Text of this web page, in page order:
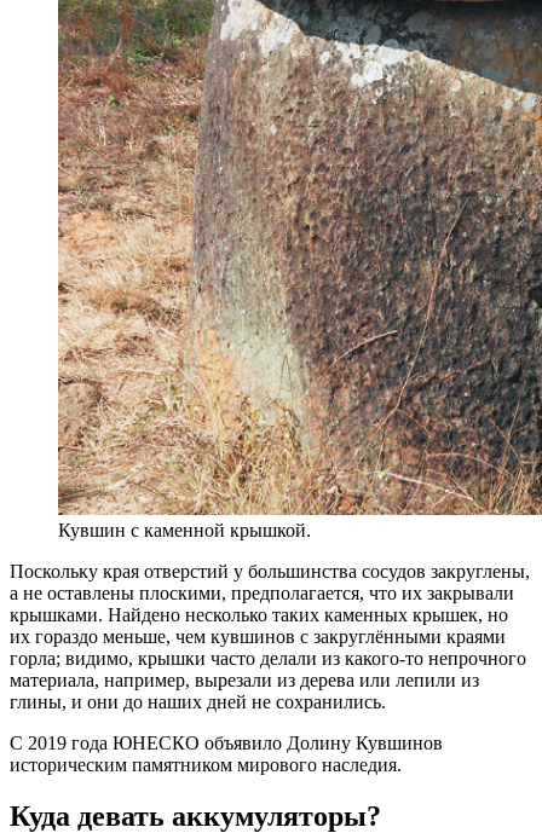
Кувшин с каменной крышкой.
Поскольку края отверстий у большинства сосудов закруглены,
а не оставлены плоскими, предполагается, что их закрывали
крышками. Найдено несколько таких каменных крышек, но
их гораздо меньше, чем кувшинов с закруглёнными краями
горла; видимо, крышки часто делали из какого-то непрочного
материала, например, вырезали из дерева или лепили из
глины, и они до наших дней не сохранились.
С 2019 года ЮНЕСКО объявило Долину Кувшинов
историческим памятником мирового наследия.
Куда девать аккумуляторы?